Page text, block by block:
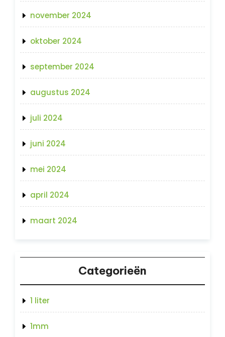
november 2024
oktober 2024
september 2024
augustus 2024
juli 2024
juni 2024
mei 2024
april 2024
maart 2024
Categorieën
1 liter
1mm